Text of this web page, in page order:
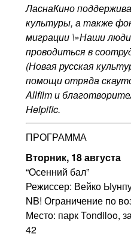
ЛаснаКино
культуры, а также
миграции \»Наши
проводиться в
(Новая русская
помощи отряда
Allfilmи
Helpific.
ПРОГРАММА
Вторник, 18 августа
“Осенний бал”
Режиссер: Вейко
NB! Ограничение по
Место: парк Tondiloo,
42